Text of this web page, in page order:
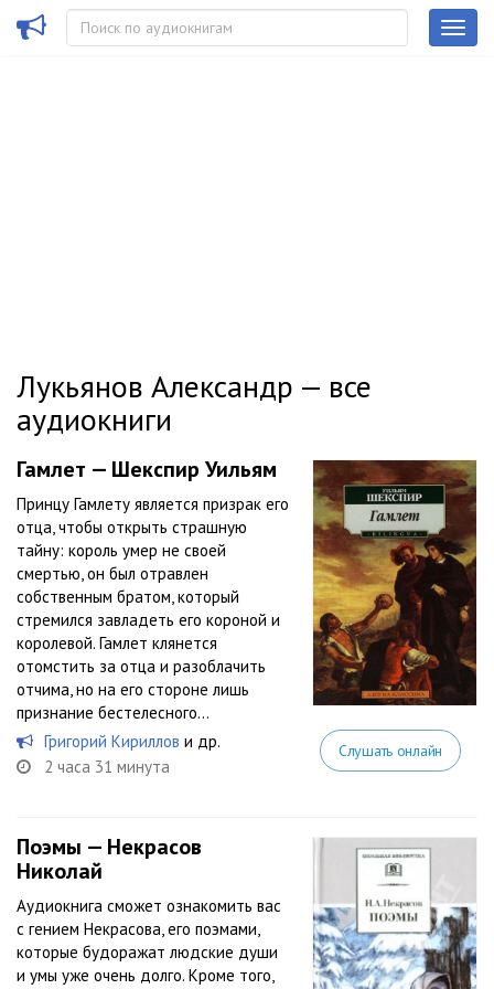
Лукьянов Александр — все
аудиокниги
Гамлет — Шекспир Уильям
Принцу Гамлету является призрак его
отца, чтобы открыть страшную
тайну: король умер не своей
смертью, он был отравлен
собственным братом, который
стремился завладеть его короной и
королевой. Гамлет клянется
отомстить за отца и разоблачить
отчима, но на его стороне лишь
признание бестелесного...
Григорий Кириллов и др.
2 часа 31 минута
Слушать онлайн
Поэмы — Некрасов
Николай
Аудиокнига сможет ознакомить вас
с гением Некрасова, его поэмами,
которые будоражат людские души
и умы уже очень долго. Кроме того,